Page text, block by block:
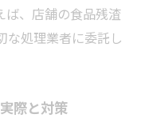
ば、店舗の食品残渣
な処理業者に委託し
際と対策